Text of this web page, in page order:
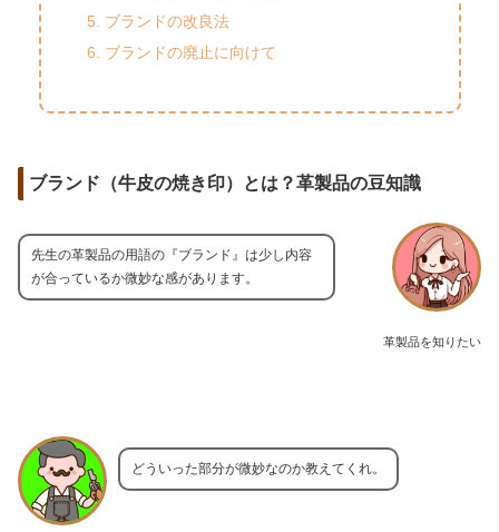
ブランドの改良法
ブランドの廃止に向けて
ブランド（牛皮の焼き印）とは？革製品の豆知識
革製品を知りたい
先生の革製品の用語の『ブランド』は少し内容
が合っているか微妙な感があります。
どういった部分が微妙なのか教えてくれ。